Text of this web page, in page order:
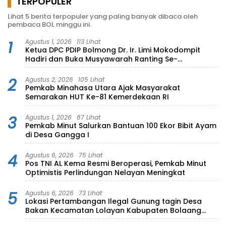
Lihat 5 berita terpopuler yang paling banyak dibaca oleh
pembaca BOL minggu ini.
1 Agustus 1, 2026 113 Lihat
Ketua DPC PDIP Bolmong Dr. Ir. Limi Mokodompit
Hadiri dan Buka Musyawarah Ranting Se-
Kecamatan Lolayan
2 Agustus 2, 2026 105 Lihat
Pemkab Minahasa Utara Ajak Masyarakat
Semarakan HUT Ke-81 Kemerdekaan RI
3 Agustus 1, 2026 87 Lihat
Pemkab Minut Salurkan Bantuan 100 Ekor Bibit Ayam
di Desa Gangga I
4 Agustus 6, 2026 75 Lihat
Pos TNI AL Kema Resmi Beroperasi, Pemkab Minut
Optimistis Perlindungan Nelayan Meningkat
5 Agustus 6, 2026 73 Lihat
Lokasi Pertambangan Ilegal Gunung tagin Desa
Bakan Kecamatan Lolayan Kabupaten Bolaang
Mongondow di perkebunan Lolotut Target